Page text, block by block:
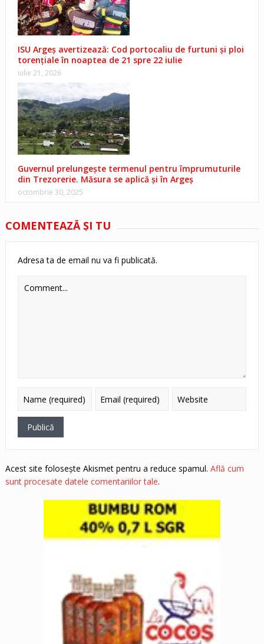
ISU Argeș avertizează: Cod portocaliu de furtuni și ploi
torențiale în noaptea de 21 spre 22 iulie
iulie 21, 2026
Guvernul prelungește termenul pentru împrumuturile
din Trezorerie. Măsura se aplică și în Argeș
octombrie 30, 2025
COMENTEAZĂ ŞI TU
Adresa ta de email nu va fi publicată.
Acest site folosește Akismet pentru a reduce spamul. Află cum
sunt procesate datele comentariilor tale.